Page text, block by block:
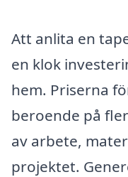
Att anlita en
en klok
hem. Priserna
beroende på
av arbete,
projektet.